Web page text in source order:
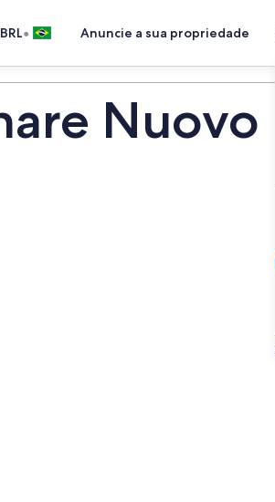
BRL• Anuncie a sua propriedade
Nuovo